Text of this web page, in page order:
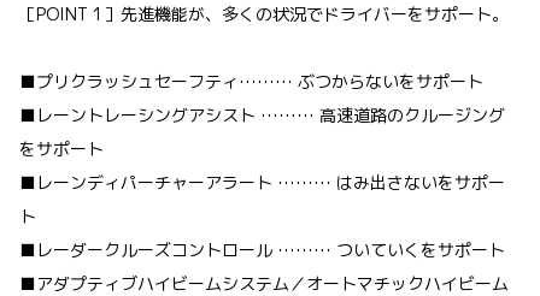
［POINT 1］先進機能が、多くの状況でドライバーをサポート。
■プリクラッシュセーフティ……… ぶつからないをサポート
■レーントレーシングアシスト ……… 高速道路のクルージング
をサポート
■レーンディパーチャーアラート ……… はみ出さないをサポー
ト
■レーダークルーズコントロール ……… ついていくをサポート
■アダプティブハイビームシステム／オートマチックハイビーム